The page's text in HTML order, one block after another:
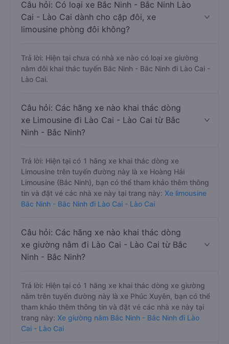
Câu hỏi: Có loại xe Bắc Ninh - Bắc Ninh Lào
Cai - Lào Cai dành cho cặp đôi, xe
limousine phòng đôi không?
Trả lời: Hiện tại chưa có nhà xe nào có loại xe giường
nằm đôi khai thác tuyến Bắc Ninh - Bắc Ninh đi Lào Cai -
Lào Cai.
Câu hỏi: Các hãng xe nào khai thác dòng
xe Limousine đi Lào Cai - Lào Cai từ Bắc
Ninh - Bắc Ninh?
Trả lời: Hiện tại có 1 hãng xe khai thác dòng xe
Limousine trên tuyến đường này là xe Hoàng Hải
Limousine (Bắc Ninh), bạn có thể tham khảo thêm thông
tin và đặt vé các nhà xe này tại trang này: Xe limousine
Bắc Ninh - Bắc Ninh đi Lào Cai - Lào Cai
Câu hỏi: Các hãng xe nào khai thác dòng
xe giường nằm đi Lào Cai - Lào Cai từ Bắc
Ninh - Bắc Ninh?
Trả lời: Hiện tại có 1 hãng xe khai thác dòng xe giường
nằm trên tuyến đường này là xe Phúc Xuyên, bạn có thể
tham khảo thêm thông tin và đặt vé các nhà xe này tại
trang này: Xe giường nằm Bắc Ninh - Bắc Ninh đi Lào
Cai - Lào Cai